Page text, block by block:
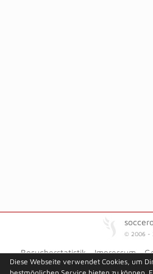
© 2006 -
Besucherstatistik Impressum
Diese Webseite verwendet Cookies, um